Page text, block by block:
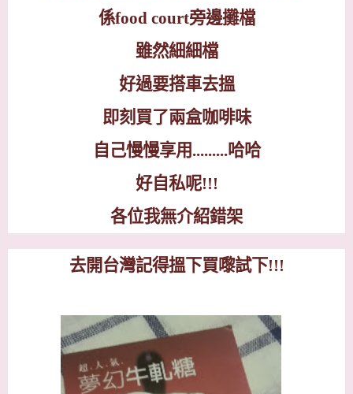
係food court旁邊攤檔
雖然細細檔
好過要搭車去搵
即刻買了兩盒咖啡味
自己慢慢享用.........哈哈
好自私呢!!!
各位我無介紹錯架
去開台灣記得搵下買嚟試下!!!